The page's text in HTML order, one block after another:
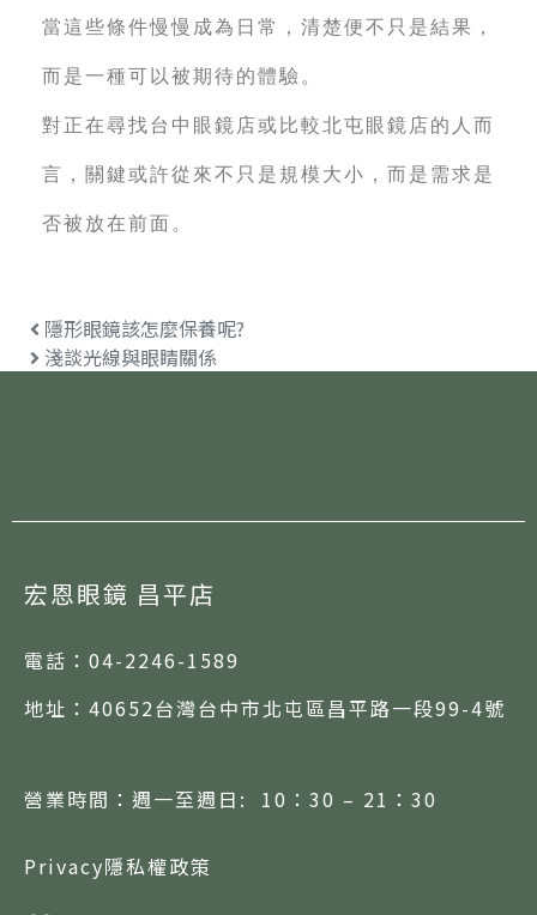
當這些條件慢慢成為日常，清楚便不只是結果，
而是一種可以被期待的體驗。
對正在尋找台中眼鏡店或比較北屯眼鏡店的人而
言，關鍵或許從來不只是規模大小，而是需求是
否被放在前面。
隱形眼鏡該怎麼保養呢?
淺談光線與眼睛關係
宏恩眼鏡 昌平店
電話： 04-2246-1589
地址： 40652台灣台中市北屯區昌平路一段99-4號
營業時間：週一至週日: 10：30 – 21：30
Privacy隱私權政策